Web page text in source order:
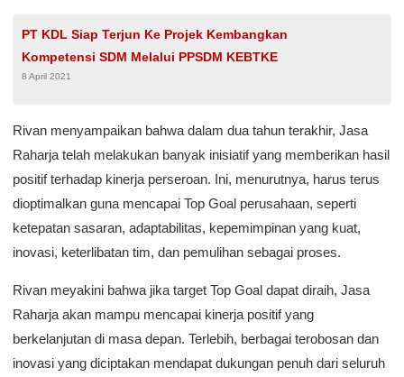
PT KDL Siap Terjun Ke Projek Kembangkan
Kompetensi SDM Melalui PPSDM KEBTKE
8 April 2021
Rivan menyampaikan bahwa dalam dua tahun terakhir, Jasa
Raharja telah melakukan banyak inisiatif yang memberikan hasil
positif terhadap kinerja perseroan. Ini, menurutnya, harus terus
dioptimalkan guna mencapai Top Goal perusahaan, seperti
ketepatan sasaran, adaptabilitas, kepemimpinan yang kuat,
inovasi, keterlibatan tim, dan pemulihan sebagai proses.
Rivan meyakini bahwa jika target Top Goal dapat diraih, Jasa
Raharja akan mampu mencapai kinerja positif yang
berkelanjutan di masa depan. Terlebih, berbagai terobosan dan
inovasi yang diciptakan mendapat dukungan penuh dari seluruh